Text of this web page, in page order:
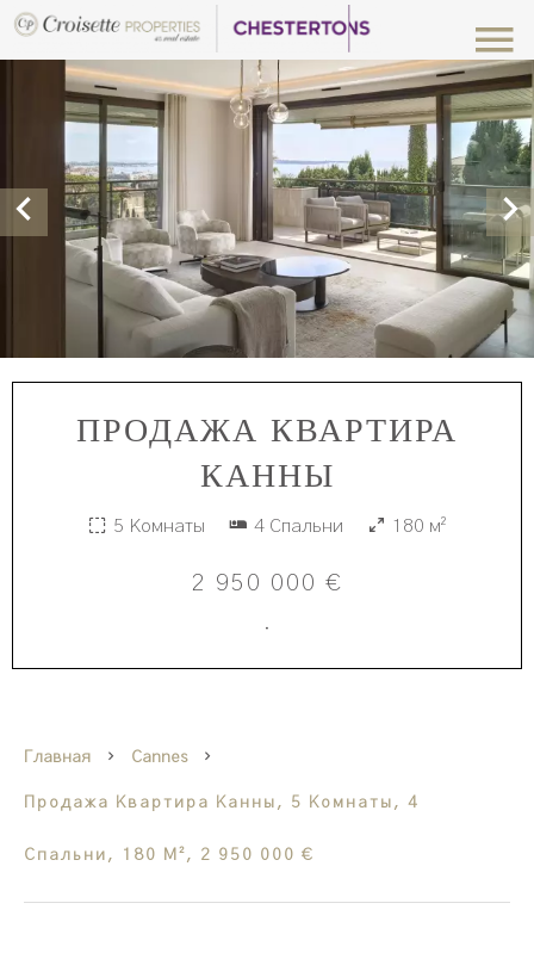
ПРОДАЖА КВАРТИРА
КАННЫ
5 Комнаты 4 Спальни 180 м²
2 950 000 €
·
Главная Cannes
Продажа Квартира Канны, 5 Комнаты, 4
Спальни, 180 М², 2 950 000 €